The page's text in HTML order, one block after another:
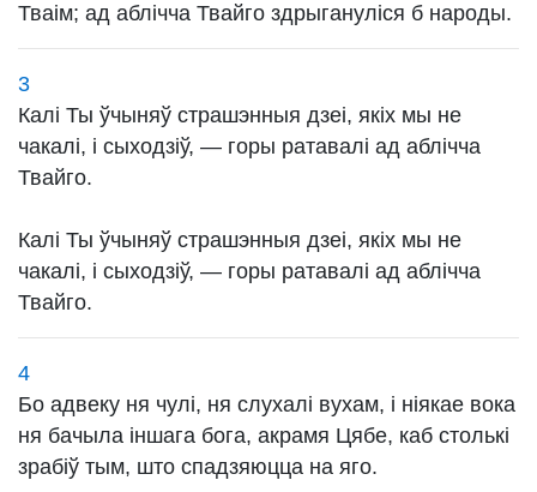
Тваім; ад аблічча Твайго здрыгануліся б народы.
3
Калі Ты ўчыняў страшэнныя дзеі, якіх мы не
чакалі, і сыходзіў, — горы ратавалі ад аблічча
Твайго.
Калі Ты ўчыняў страшэнныя дзеі, якіх мы не
чакалі, і сыходзіў, — горы ратавалі ад аблічча
Твайго.
4
Бо адвеку ня чулі, ня слухалі вухам, і ніякае вока
ня бачыла іншага бога, акрамя Цябе, каб столькі
зрабіў тым, што спадзяюцца на яго.